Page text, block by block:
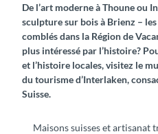
De l’art moderne à Thoune ou
sculpture sur bois à Brienz –
comblés dans la Région de
plus intéressé par l’histoire?
et l’histoire locales, visitez le
du tourisme d’Interlaken,
Suisse.
Maisons suisses et artisanat